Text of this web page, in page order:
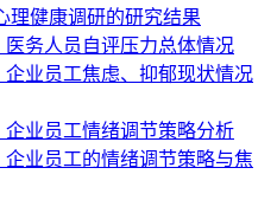
理健康调研的研究结果
务人员自评压力总体情况
业员工焦虑、抑郁现状情况
业员工情绪调节策略分析
业员工的情绪调节策略与焦